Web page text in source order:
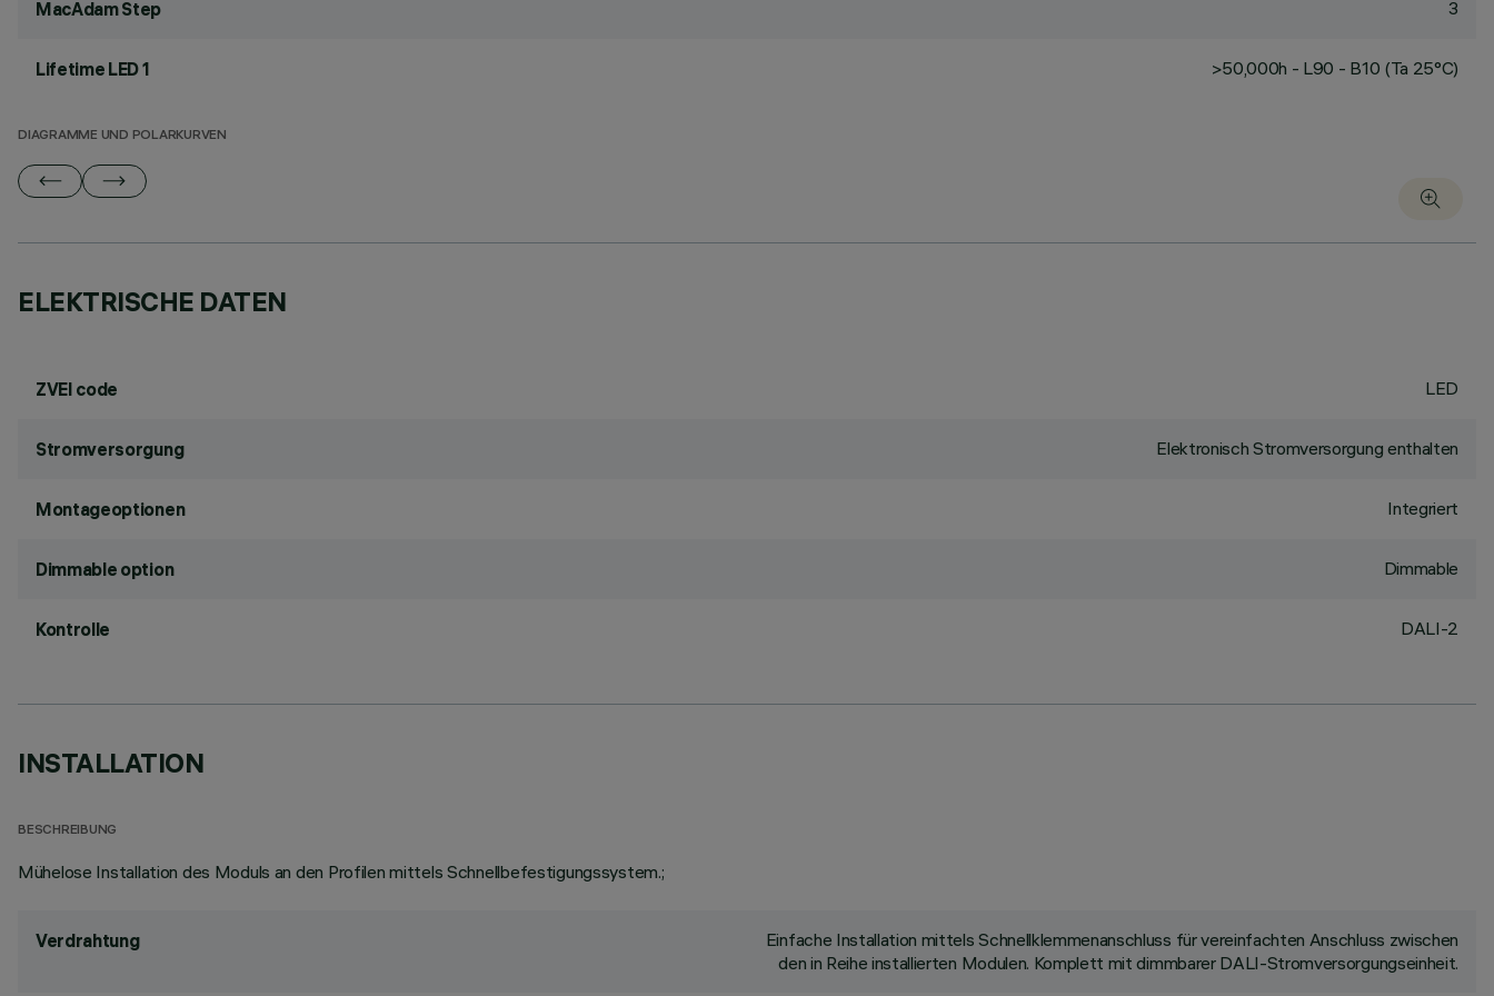
MacAdam Step 3
Lifetime LED 1 >50,000h - L90 - B10 (Ta 25°C)
DIAGRAMME UND POLARKURVEN
ELEKTRISCHE DATEN
ZVEI code LED
Stromversorgung Elektronisch Stromversorgung enthalten
Montageoptionen Integriert
Dimmable option Dimmable
Kontrolle DALI-2
INSTALLATION
BESCHREIBUNG
Mühelose Installation des Moduls an den Profilen mittels Schnellbefestigungssystem.;
Verdrahtung
Einfache Installation mittels Schnellklemmenanschluss für vereinfachten Anschluss zwischen
den in Reihe installierten Modulen. Komplett mit dimmbarer DALI-Stromversorgungseinheit.